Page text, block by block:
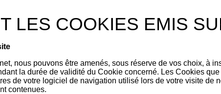
LES COOKIES EMIS
nous pouvons être amenés, sous réserve de vos choix, à
la durée de validité du Cookie concerné. Les Cookies
de votre logiciel de navigation utilisé lors de votre visite de
contenues.